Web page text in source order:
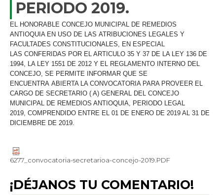
PERIODO 2019.
​EL HONORABLE CONCEJO MUNICIPAL DE REMEDIOS
ANTIOQUIA EN USO DE LAS ATRIBUCIONES LEGALES Y
FACULTADES CONSTITUCIONALES, EN ESPECIAL
LAS CONFERIDAS POR EL ARTICULO 35 Y 37 DE LA LEY 136 DE
1994, LA LEY 1551 DE 2012 Y EL REGLAMENTO INTERNO DEL
CONCEJO, SE PERMITE INFORMAR QUE SE
ENCUENTRA ABIERTA LA CONVOCATORIA PARA PROVEER EL
CARGO DE SECRETARIO ( A) GENERAL DEL CONCEJO
MUNICIPAL DE REMEDIOS ANTIOQUIA, PERIODO LEGAL
2019, COMPRENDIDO ENTRE EL 01 DE ENERO DE 2019 AL 31 DE
DICIEMBRE DE 2019.
6277_convocatoria-secretarioa-concejo-2019.PDF
¡DÉJANOS TU COMENTARIO!